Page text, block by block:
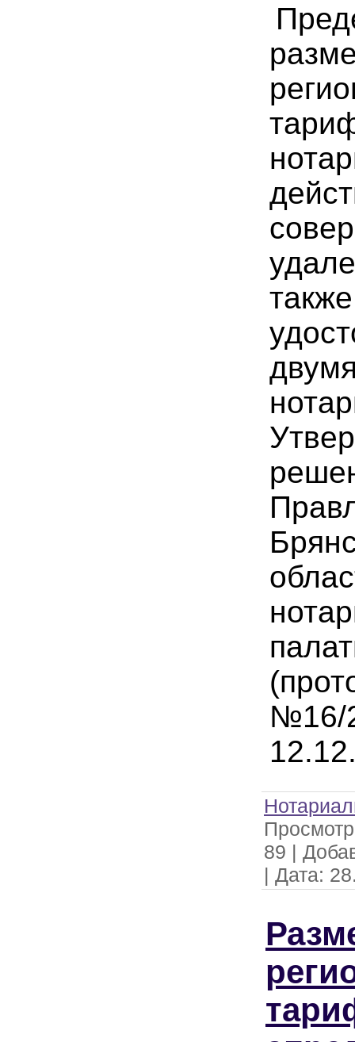
№16/
89 |
| Дата: